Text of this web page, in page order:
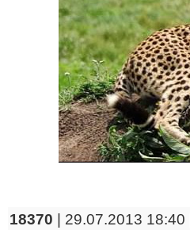
18370 | 29.07.2013 18:40 |